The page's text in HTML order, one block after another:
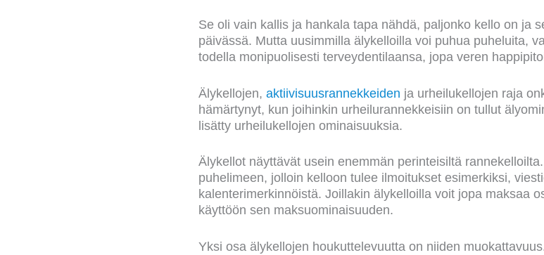
Se oli vain kallis ja hankala tapa nähdä, paljonko kello on ja
päivässä. Mutta uusimmilla älykelloilla voi puhua puheluita,
todella monipuolisesti terveydentilaansa, jopa veren
Älykellojen, aktiivisuusrannekkeiden ja urheilukellojen raja
hämärtynyt, kun joihinkin urheilurannekkeisiin on tullut
lisätty urheilukellojen ominaisuuksia.
Älykellot näyttävät usein enemmän perinteisiltä
puhelimeen, jolloin kelloon tulee ilmoitukset esimerkiksi,
kalenterimerkinnöistä. Joillakin älykelloilla voit jopa maksaa
käyttöön sen maksuominaisuuden.
Yksi osa älykellojen houkuttelevuutta on niiden